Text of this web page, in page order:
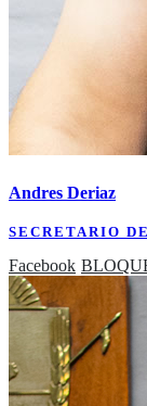
Andres Deriaz
SECRETARIO
Facebook